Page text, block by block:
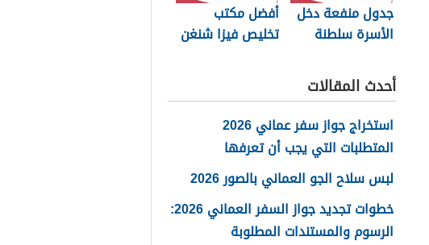
جدول منفعة دخل
الأسرة سلطنة
أفضل مكتب
تخليص فيزا شنغن
أحدث المقالات
استخراج جواز سفر عماني 2026
المتطلبات التي يجب أن تعرفها
لبس سلاح الجو العماني بالصور 2026
خطوات تجديد جواز السفر العماني 2026:
الرسوم والمستندات المطلوبة